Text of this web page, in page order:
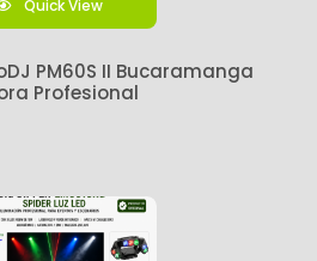
Quick View
PM60S II Bucaramanga
Profesional